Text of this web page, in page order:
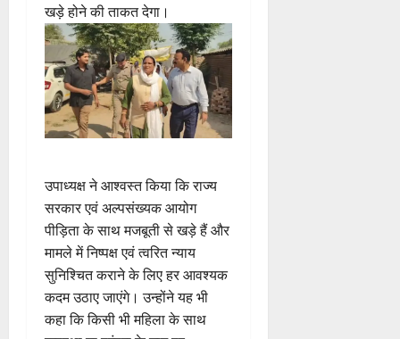
खड़े होने की ताकत देगा।
उपाध्यक्ष ने आश्वस्त किया कि राज्य
सरकार एवं अल्पसंख्यक आयोग
पीड़िता के साथ मजबूती से खड़े हैं और
मामले में निष्पक्ष एवं त्वरित न्याय
सुनिश्चित कराने के लिए हर आवश्यक
कदम उठाए जाएंगे। उन्होंने यह भी
कहा कि किसी भी महिला के साथ